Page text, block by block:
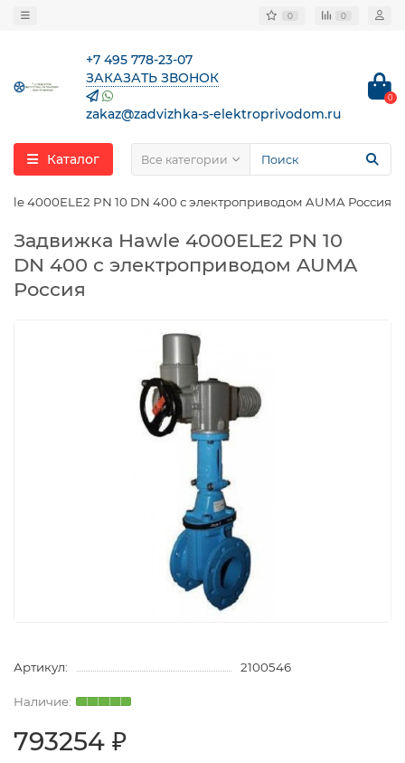
0 0
+7 495 778-23-07
ЗАКАЗАТЬ ЗВОНОК
zakaz@zadvizhka-s-elektroprivodom.ru
0
Каталог Все категории
4000ELE2 PN 10 DN 400 с электроприводом AUMA Россия
Задвижка Hawle 4000ELE2 PN 10
DN 400 с электроприводом AUMA
Россия
Артикул: 2100546
793254 ₽